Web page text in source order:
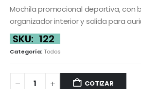
Mochila promocional deportiva, con
organizador interior y salida para
SKU: 122
Categoría:Todos
COTIZAR